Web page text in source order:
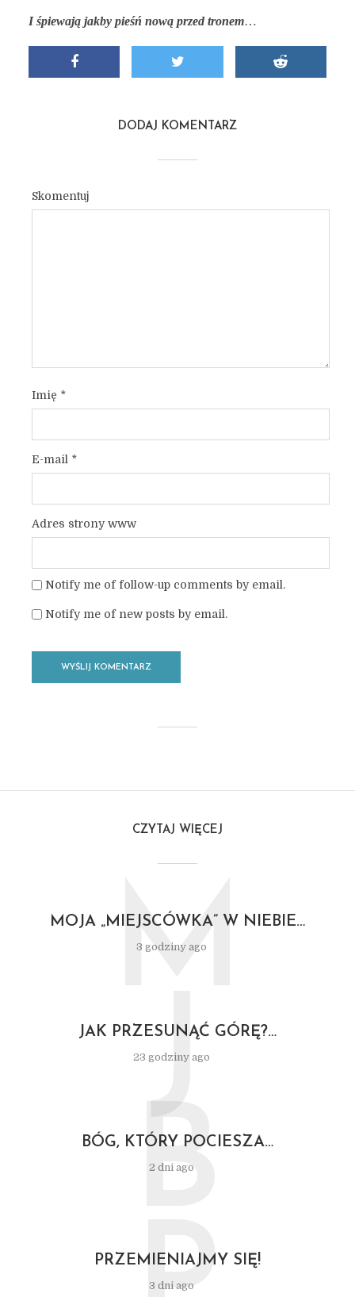
I śpiewają jakby pieśń nową przed tronem…
DODAJ KOMENTARZ
Skomentuj
Imię *
E-mail *
Adres strony www
Notify me of follow-up comments by email.
Notify me of new posts by email.
CZYTAJ WIĘCEJ
MOJA „MIEJSCÓWKA” W NIEBIE…
3 godziny ago
M
JAK PRZESUNĄĆ GÓRĘ?…
23 godziny ago
J
BÓG, KTÓRY POCIESZA…
2 dni ago
B
PRZEMIENIAJMY SIĘ!
3 dni ago